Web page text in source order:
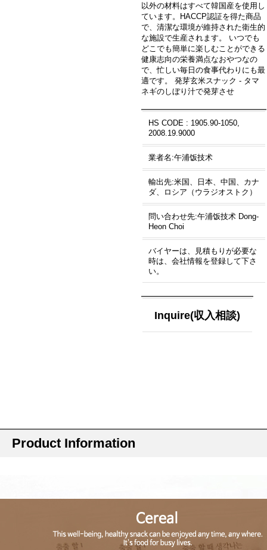
以外の材料はすべて韓国産を使用し
ています。HACCP認証を得た商品
で、清潔な環境が維持された衛生的
な施設で生産されます。 いつでも
どこでも簡単に楽しむことができる
健康志向の栄養満点なおやつなの
で、忙しい毎日の食事代わりにも最
適です。 発芽玄米スナック - タマ
ネギのしぼり汁で発芽させ
HS CODE : 1905.90-1050,
2008.19.9000
業者名:午浦饭技术
輸出先:米国、日本、中国、カナ
ダ、ロシア（ウラジオストク）
問い合わせ先:午浦饭技术 Dong-
Heon Choi
バイヤーは、見積もりが必要な
時は、会社情報を登録して下さ
い。
Inquire(収入相談)
Product Information